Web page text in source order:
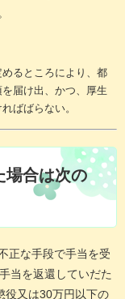
るところにより、都
届け出、かつ、厚生
ばばらない。
場合は次の
正な手段で手当を受
当を返還していだた
役又は30万円以下の